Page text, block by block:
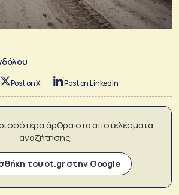
Post on X Post on LinkedIn
άρθρα στα αποτελέσματα
αναζήτησης
του ot.gr στην Google